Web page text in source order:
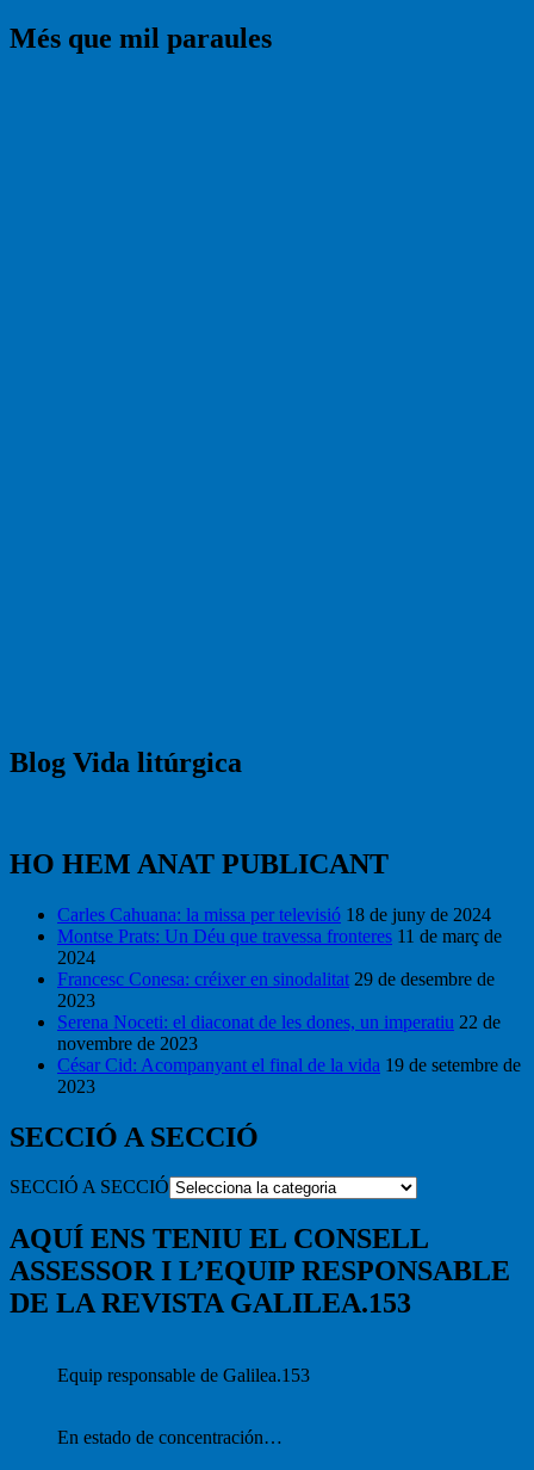
Més que mil paraules
Blog Vida litúrgica
HO HEM ANAT PUBLICANT
Carles Cahuana: la missa per televisió 18 de juny de 2024
Montse Prats: Un Déu que travessa fronteres 11 de març de
2024
Francesc Conesa: créixer en sinodalitat 29 de desembre de
2023
Serena Noceti: el diaconat de les dones, un imperatiu 22 de
novembre de 2023
César Cid: Acompanyant el final de la vida 19 de setembre de
2023
SECCIÓ A SECCIÓ
SECCIÓ A SECCIÓ
AQUÍ ENS TENIU EL CONSELL
ASSESSOR I L’EQUIP RESPONSABLE
DE LA REVISTA GALILEA.153
Equip responsable de Galilea.153
En estado de concentración…